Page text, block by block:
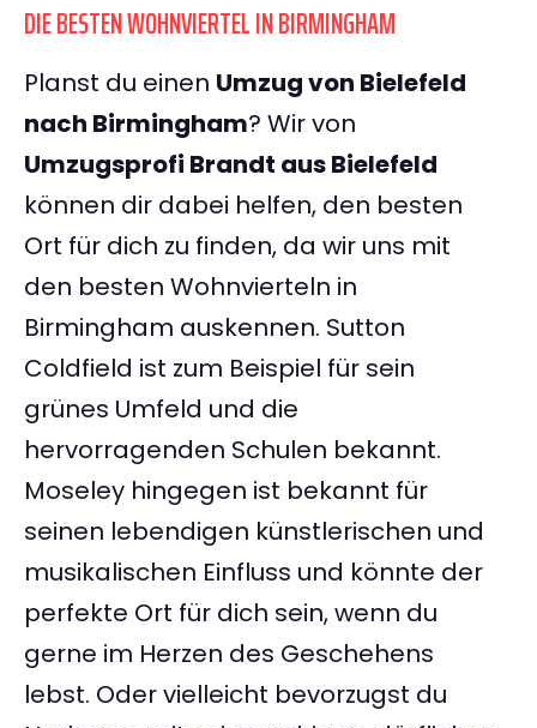
DIE BESTEN WOHNVIERTEL IN BIRMINGHAM
Planst du einen Umzug von Bielefeld
nach Birmingham? Wir von
Umzugsprofi Brandt aus Bielefeld
können dir dabei helfen, den besten
Ort für dich zu finden, da wir uns mit
den besten Wohnvierteln in
Birmingham auskennen. Sutton
Coldfield ist zum Beispiel für sein
grünes Umfeld und die
hervorragenden Schulen bekannt.
Moseley hingegen ist bekannt für
seinen lebendigen künstlerischen und
musikalischen Einfluss und könnte der
perfekte Ort für dich sein, wenn du
gerne im Herzen des Geschehens
lebst. Oder vielleicht bevorzugst du